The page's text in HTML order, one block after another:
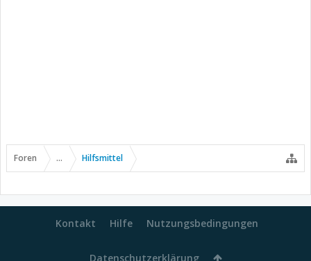
Foren ... Hilfsmittel
Kontakt Hilfe Nutzungsbedingungen
Datenschutzerklärung